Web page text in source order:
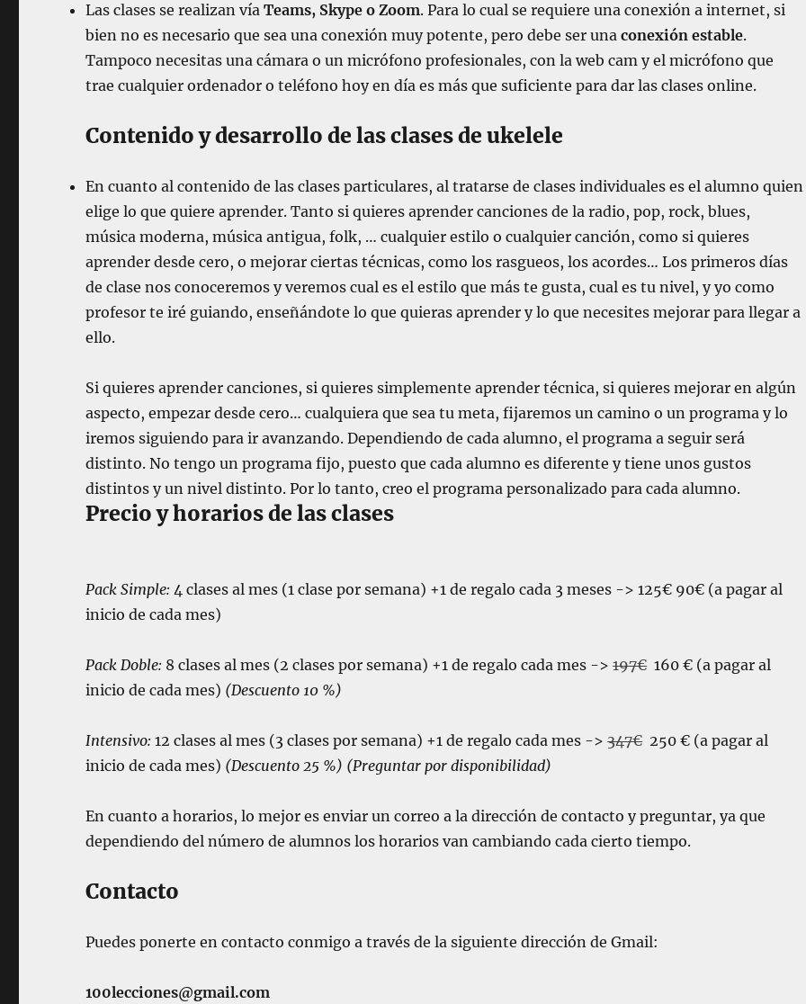
Las clases se realizan víaTeams, Skype o Zoom. Para lo cual se requiere una conexión a internet, si
bien no es necesario que sea una conexión muy potente, pero debe ser unaconexión estable.
Tampoco necesitas una cámara o un micrófono profesionales, con la web cam y el micrófono que
trae cualquier ordenador o teléfono hoy en día es más que suficiente para dar las clases online.
Contenido y desarrollo de las clases de ukelele
En cuanto al contenido de las clases particulares, al tratarse de clases individuales es el alumno quien
elige lo que quiere aprender. Tanto si quieres aprender canciones de la radio, pop, rock, blues,
música moderna, música antigua, folk, … cualquier estilo o cualquier canción, como si quieres
aprender desde cero, o mejorar ciertas técnicas, como los rasgueos, los acordes… Los primeros días
de clase nos conoceremos y veremos cual es el estilo que más te gusta, cual es tu nivel, y yo como
profesor te iré guiando, enseñándote lo que quieras aprender y lo que necesites mejorar para llegar a
ello.
Si quieres aprender canciones, si quieres simplemente aprender técnica, si quieres mejorar en algún
aspecto, empezar desde cero… cualquiera que sea tu meta, fijaremos un camino o un programa y lo
iremos siguiendo para ir avanzando.Dependiendo de cada alumno, el programa a seguir será
distinto. No tengo un programa fijo, puesto que cada alumno es diferente y tiene unos gustos
distintos y un nivel distinto. Por lo tanto, creo el programa personalizado para cada alumno.
Precio y horarios de las clases
Pack Simple: 4 clases al mes (1 clase por semana) +1 de regalo cada 3 meses ->125€ 90€ (a pagar al
inicio de cada mes)
Pack Doble: 8 clases al mes (2 clases por semana) +1 de regalo cada mes ->197€ 160 € (a pagar al
inicio de cada mes) (Descuento 10 %)
Intensivo: 12 clases al mes (3 clases por semana) +1 de regalo cada mes ->347€ 250 € (a pagar al
inicio de cada mes) (Descuento 25 %) (Preguntar por disponibilidad)
En cuanto a horarios, lo mejor es enviar un correo a la dirección de contacto y preguntar, ya que
dependiendo del número de alumnos los horarios van cambiando cada cierto tiempo.
Contacto
Puedes ponerte en contacto conmigo a través de la siguiente dirección de Gmail:
100lecciones@gmail.com